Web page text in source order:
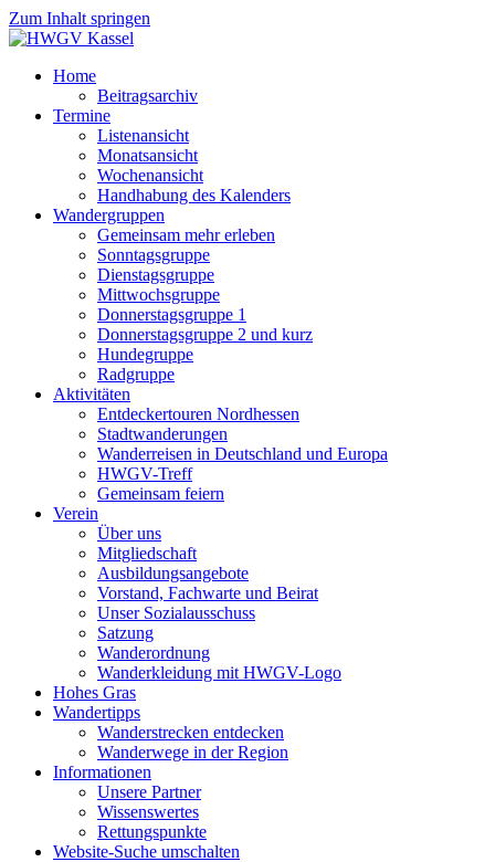
Zum Inhalt springen
Home
Beitragsarchiv
Termine
Listenansicht
Monatsansicht
Wochenansicht
Handhabung des Kalenders
Wandergruppen
Gemeinsam mehr erleben
Sonntagsgruppe
Dienstagsgruppe
Mittwochsgruppe
Donnerstagsgruppe 1
Donnerstagsgruppe 2 und kurz
Hundegruppe
Radgruppe
Aktivitäten
Entdeckertouren Nordhessen
Stadtwanderungen
Wanderreisen in Deutschland und Europa
HWGV-Treff
Gemeinsam feiern
Verein
Über uns
Mitgliedschaft
Ausbildungsangebote
Vorstand, Fachwarte und Beirat
Unser Sozialausschuss
Satzung
Wanderordnung
Wanderkleidung mit HWGV-Logo
Hohes Gras
Wandertipps
Wanderstrecken entdecken
Wanderwege in der Region
Informationen
Unsere Partner
Wissenswertes
Rettungspunkte
Website-Suche umschalten